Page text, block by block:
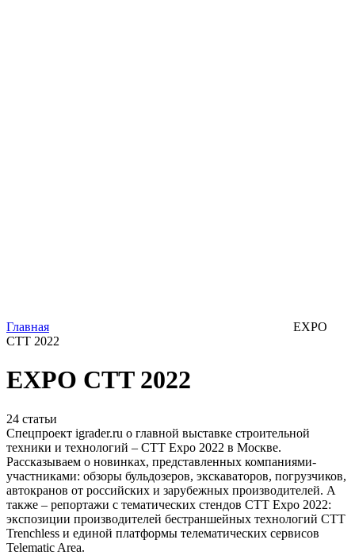
Главная
EXPO
CTT 2022
EXPO CTT 2022
24 статьи
Спецпроект igrader.ru о главной выставке строительной
техники и технологий – СТТ Expo 2022 в Москве.
Рассказываем о новинках, представленных компаниями-
участниками: обзоры бульдозеров, экскаваторов, погрузчиков,
автокранов от российских и зарубежных производителей. А
также – репортажи с тематических стендов CTT Expo 2022:
экспозиции производителей бестраншейных технологий CTT
Trenchless и единой платформы телематических сервисов
Telematic Area.